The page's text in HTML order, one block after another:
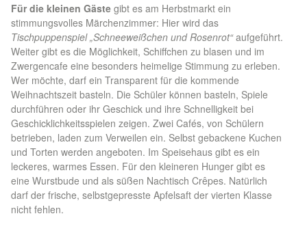
Für die kleinen Gäste gibt es am Herbstmarkt ein
stimmungsvolles Märchenzimmer: Hier wird das
Tischpuppenspiel „Schneeweißchen und Rosenrot“aufgeführt.
Weiter gibt es die Möglichkeit, Schiffchen zu blasen und im
Zwergencafe eine besonders heimelige Stimmung zu erleben.
Wer möchte, darf ein Transparent für die kommende
Weihnachtszeit basteln. Die Schüler können basteln, Spiele
durchführen oder ihr Geschick und ihre Schnelligkeit bei
Geschicklichkeitsspielen zeigen. Zwei Cafés, von Schülern
betrieben, laden zum Verweilen ein. Selbst gebackene Kuchen
und Torten werden angeboten. Im Speisehaus gibt es ein
leckeres, warmes Essen. Für den kleineren Hunger gibt es
eine Wurstbude und als süßen Nachtisch Crêpes. Natürlich
darf der frische, selbstgepresste Apfelsaft der vierten Klasse
nicht fehlen.